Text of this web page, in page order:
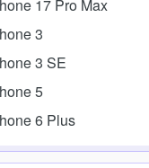
17 Pro Max
3
3 SE
5
6 Plus